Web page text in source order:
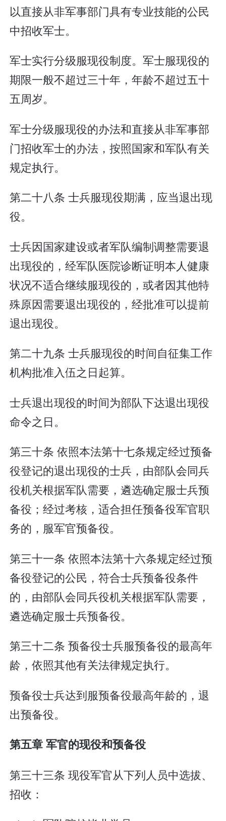
以直接从非军事部门具有专业技能的公民
中招收军士。
军士实行分级服现役制度。军士服现役的
期限一般不超过三十年，年龄不超过五十
五周岁。
军士分级服现役的办法和直接从非军事部
门招收军士的办法，按照国家和军队有关
规定执行。
第二十八条 士兵服现役期满，应当退出现
役。
士兵因国家建设或者军队编制调整需要退
出现役的，经军队医院诊断证明本人健康
状况不适合继续服现役的，或者因其他特
殊原因需要退出现役的，经批准可以提前
退出现役。
第二十九条 士兵服现役的时间自征集工作
机构批准入伍之日起算。
士兵退出现役的时间为部队下达退出现役
命令之日。
第三十条 依照本法第十七条规定经过预备
役登记的退出现役的士兵，由部队会同兵
役机关根据军队需要，遴选确定服士兵预
备役；经过考核，适合担任预备役军官职
务的，服军官预备役。
第三十一条 依照本法第十六条规定经过预
备役登记的公民，符合士兵预备役条件
的，由部队会同兵役机关根据军队需要，
遴选确定服士兵预备役。
第三十二条 预备役士兵服预备役的最高年
龄，依照其他有关法律规定执行。
预备役士兵达到服预备役最高年龄的，退
出预备役。
第五章 军官的现役和预备役
第三十三条 现役军官从下列人员中选拔、
招收：